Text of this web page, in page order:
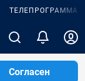
ТЕЛЕПРОГРАММА
Согласен